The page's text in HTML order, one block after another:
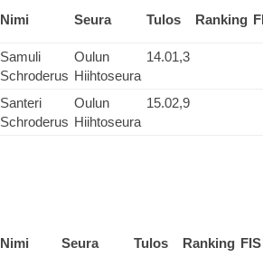
Nimi Seura Tulos Ranking
Samuli
Schroderus
Oulun
Hiihtoseura
14.01,3
Santeri
Schroderus
Oulun
Hiihtoseura
15.02,9
Nimi Seura Tulos Ranking FIS